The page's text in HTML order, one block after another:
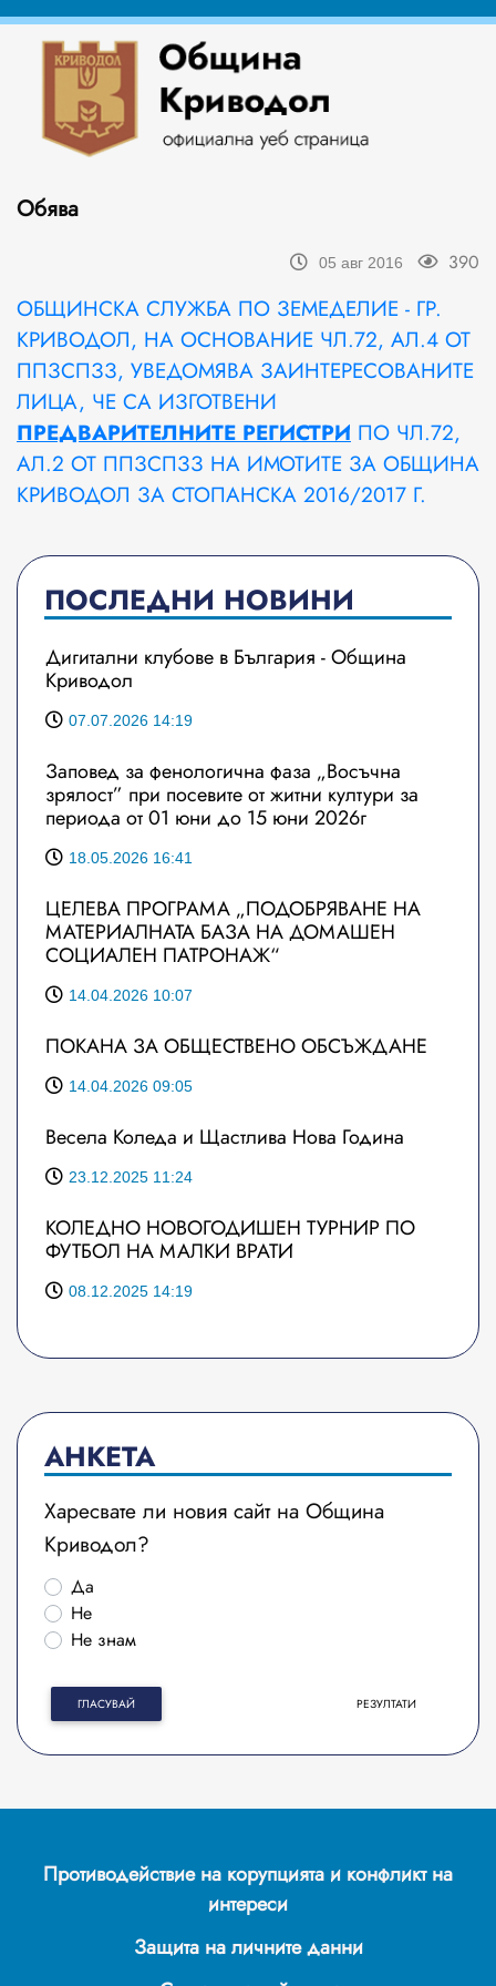
Обява
05 авг 2016 390
ОБЩИНСКА СЛУЖБА ПО ЗЕМЕДЕЛИЕ - ГР.
КРИВОДОЛ, НА ОСНОВАНИЕ ЧЛ.72, АЛ.4 ОТ
ППЗСПЗЗ, УВЕДОМЯВА ЗАИНТЕРЕСОВАНИТЕ
ЛИЦА, ЧЕ СА ИЗГОТВЕНИ
ПРЕДВАРИТЕЛНИТЕ РЕГИСТРИ ПО ЧЛ.72,
АЛ.2 ОТ ППЗСПЗЗ НА ИМОТИТЕ ЗА ОБЩИНА
КРИВОДОЛ ЗА СТОПАНСКА 2016/2017 Г.
ПОСЛЕДНИ НОВИНИ
Дигитални клубове в България - Община
Криводол
07.07.2026 14:19
Заповед за фенологична фаза „Восъчна
зрялост” при посевите от житни култури за
периода от 01 юни до 15 юни 2026г
18.05.2026 16:41
ЦЕЛЕВА ПРОГРАМА „ПОДОБРЯВАНЕ НА
МАТЕРИАЛНАТА БАЗА НА ДОМАШЕН
СОЦИАЛЕН ПАТРОНАЖ“
14.04.2026 10:07
ПОКАНА ЗА ОБЩЕСТВЕНО ОБСЪЖДАНЕ
14.04.2026 09:05
Весела Коледа и Щастлива Нова Година
23.12.2025 11:24
КОЛЕДНО НОВОГОДИШЕН ТУРНИР ПО
ФУТБОЛ НА МАЛКИ ВРАТИ
08.12.2025 14:19
АНКЕТА
Харесвате ли новия сайт на Община
Криводол?
Да
Не
Не знам
ГЛАСУВАЙ РЕЗУЛТАТИ
Противодействие на корупцията и конфликт на
интереси
Защита на личните данни